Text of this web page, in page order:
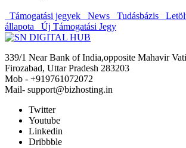
Támogatási jegyek News Tudásbázis
állapota
Új Támogatási Jegy
339/1 Near Bank of India,opposite Mahavir
Firozabad, Uttar Pradesh 283203
Mob - +919761072072
Mail- support@bizhosting.in
Twitter
Youtube
Linkedin
Dribbble